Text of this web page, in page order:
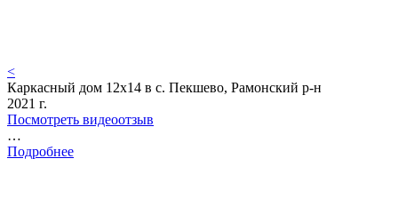
<
Каркасный дом 12х14 в с. Пекшево, Рамонский р-н
2021 г.
Посмотреть видеоотзыв
…
Подробнее